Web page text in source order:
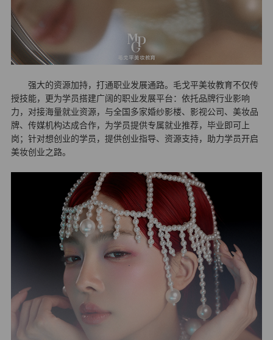
强大的资源加持，打通职业发展通路。毛戈平美妆教育不仅传
授技能，更为学员搭建广阔的职业发展平台：依托品牌行业影响
力，对接海量就业资源，与全国多家婚纱影楼、影视公司、美妆品
牌、传媒机构达成合作，为学员提供专属就业推荐，毕业即可上
岗；针对想创业的学员，提供创业指导、资源支持，助力学员开启
美妆创业之路。